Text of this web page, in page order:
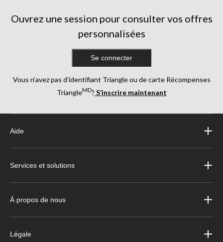
Ouvrez une session pour consulter vos offres
personnalisées
Se connecter
Vous n’avez pas d’identifiant Triangle ou de carte Récompenses
TriangleMD? S’inscrire maintenant
Aide
Services et solutions
À propos de nous
Légale